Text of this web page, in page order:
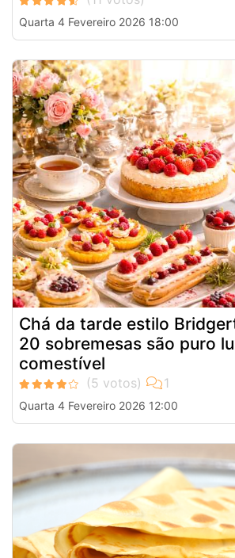
Quarta 4 Fevereiro 2026 18:00
Chá da tarde estilo
20 sobremesas são puro
comestível
Quarta 4 Fevereiro 2026 12:00